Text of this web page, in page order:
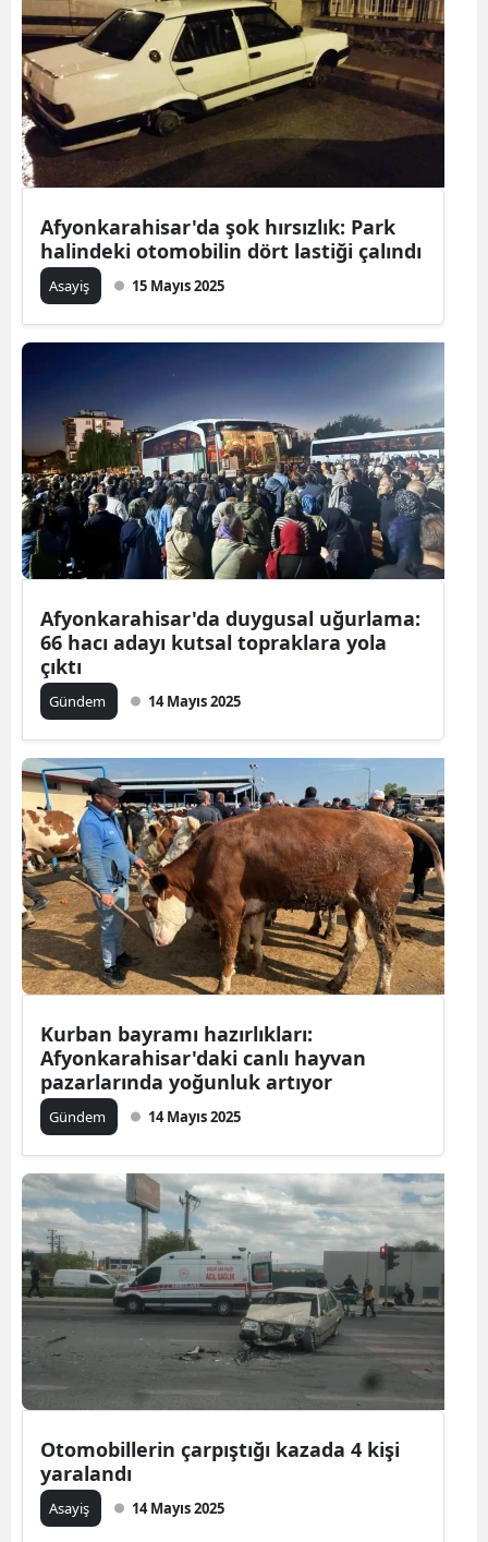
Afyonkarahisar'da şok hırsızlık: Park
halindeki otomobilin dört lastiği çalındı
Asayiş 15 Mayıs 2025
Afyonkarahisar'da duygusal uğurlama:
66 hacı adayı kutsal topraklara yola
çıktı
Gündem 14 Mayıs 2025
Kurban bayramı hazırlıkları:
Afyonkarahisar'daki canlı hayvan
pazarlarında yoğunluk artıyor
Gündem 14 Mayıs 2025
Otomobillerin çarpıştığı kazada 4 kişi
yaralandı
Asayiş 14 Mayıs 2025